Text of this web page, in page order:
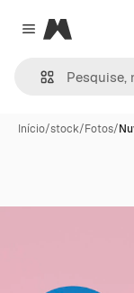
Close menu
Magnific
Início/stock/Fotos/